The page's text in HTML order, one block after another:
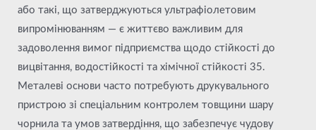
або такі, що затверджуються ультрафіолетовим
випромінюванням — є життєво важливим для
задоволення вимог підприємства щодо стійкості до
вицвітання, водостійкості та хімічної стійкості 35.
Металеві основи часто потребують друкувального
пристрою зі спеціальним контролем товщини шару
чорнила та умов затвердіння, що забезпечує чудову